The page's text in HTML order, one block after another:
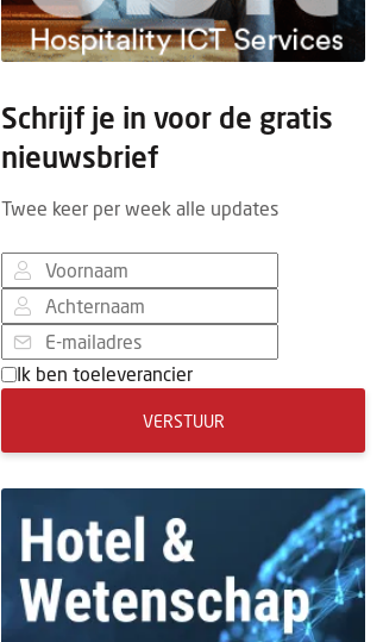
Schrijf je in voor de gratis
nieuwsbrief
Twee keer per week alle updates
Ik ben toeleverancier
VERSTUUR